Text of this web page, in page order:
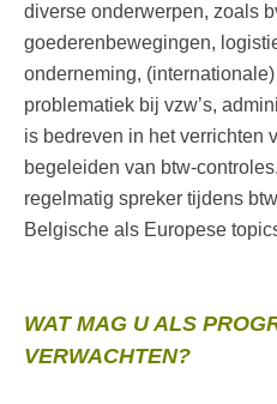
diverse onderwerpen, zoals
goederenbewegingen,
onderneming,
problematiek bij vzw’s,
is bedreven in het verrichten
begeleiden van btw-
regelmatig spreker tijdens
Belgische als Europese
WAT MAG U ALS
VERWACHTEN?